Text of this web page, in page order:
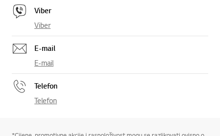
Viber
Viber
E-mail
E-mail
Telefon
Telefon